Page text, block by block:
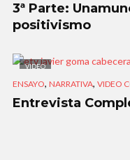
3ª Parte:
positivismo
VIDEO
ENSAYO, NARRATIVA, VIDEO
Entrevista